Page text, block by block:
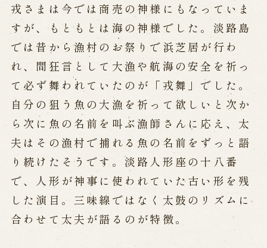
Reservation
Online Reservation
Reservation via e-mail form
Phone Reservations
求人情報
関連施設
戎さまは今では商売の神様にもなっていま
すが、もともとは海の神様でした。淡路島
では昔から漁村のお祭りで浜芝居が行わ
れ、間狂言として大漁や航海の安全を祈っ
て必ず舞われていたのが「戎舞」でした。
自分の狙う魚の大漁を祈って欲しいと次か
ら次に魚の名前を叫ぶ漁師さんに応え、太
夫はその漁村で捕れる魚の名前をずっと語
り続けたそうです。淡路人形座の十八番
で、人形が神事に使われていた古い形を残
した演目。三味線ではなく太鼓のリズムに
合わせて太夫が語るのが特徴。